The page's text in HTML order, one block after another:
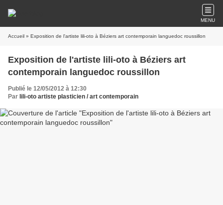
MENU
Accueil » Exposition de l'artiste lili-oto à Béziers art contemporain languedoc roussillon
Exposition de l'artiste lili-oto à Béziers art
contemporain languedoc roussillon
Publié le 12/05/2012 à 12:30
Par lili-oto artiste plasticien / art contemporain